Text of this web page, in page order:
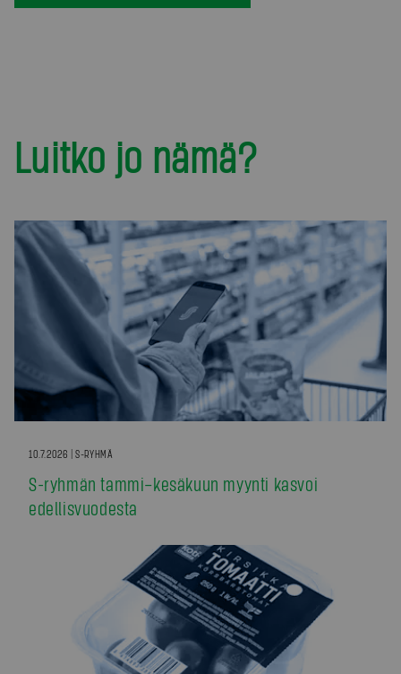
Luitko jo nämä?
10.7.2026 | S-RYHMÄ
S-ryhmän tammi–kesäkuun myynti kasvoi
edellisvuodesta